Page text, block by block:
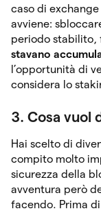
caso di
avviene:
periodo stabilito,
stavano
l’opportunità di
considera lo
3. Cosa vuol
Hai scelto di
compito molto
sicurezza della
avventura però
facendo. Prima